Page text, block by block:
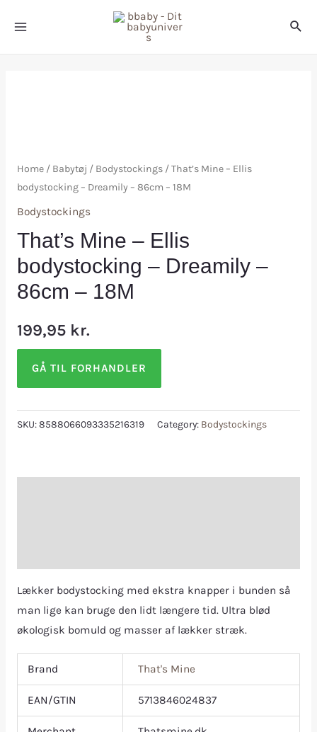
Home/ Babytøj / Bodystockings/ That’s Mine – Ellis
bodystocking – Dreamily – 86cm – 18M
Bodystockings
That’s Mine – Ellis
bodystocking – Dreamily –
86cm – 18M
199,95 kr.
GÅ TIL FORHANDLER
SKU:8588066093335216319 Category: Bodystockings
Lækker bodystocking med ekstra knapper i bunden så
man lige kan bruge den lidt længere tid. Ultra blød
økologisk bomuld og masser af lækker stræk.
Brand That's Mine
EAN/GTIN 5713846024837